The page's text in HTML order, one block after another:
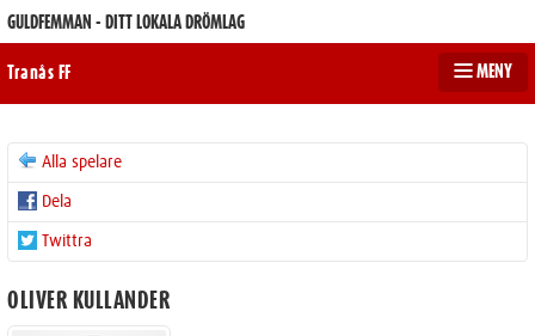
GULDFEMMAN - DITT LOKALA DRÖMLAG
Tranås FF MENY
Alla spelare
Dela
Twittra
OLIVER KULLANDER